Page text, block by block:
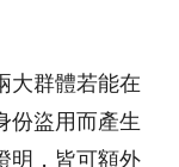
大群體若能在
份盜用而產生
明，皆可額外